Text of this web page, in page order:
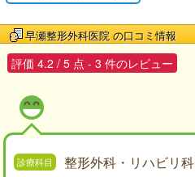
早瀬整形外科医院の口コミ情報
評価 4.2 / 5 点 - 3 件のレビュー
整形外科・リハビリ科